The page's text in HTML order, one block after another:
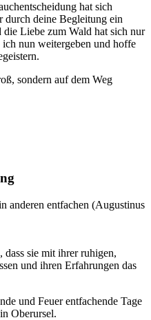
hat sich
durch deine Begleitung ein
die Liebe zum Wald hat sich nur
nun weitergeben und hoffe
sondern auf dem Weg
anderen entfachen (Augustinus
sie mit ihrer ruhigen,
und ihren Erfahrungen das
und Feuer entfachende Tage
Oberursel.